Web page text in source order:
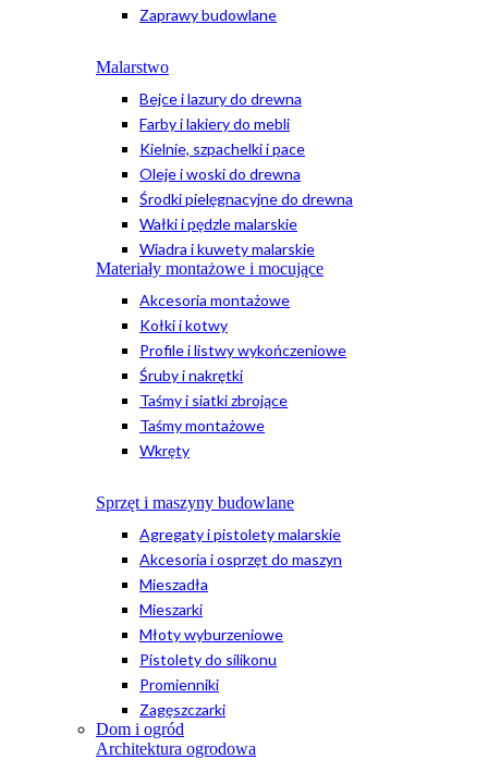
Zaprawy budowlane
Malarstwo
Bejce i lazury do drewna
Farby i lakiery do mebli
Kielnie, szpachelki i pace
Oleje i woski do drewna
Środki pielęgnacyjne do drewna
Wałki i pędzle malarskie
Wiadra i kuwety malarskie
Materiały montażowe i mocujące
Akcesoria montażowe
Kołki i kotwy
Profile i listwy wykończeniowe
Śruby i nakrętki
Taśmy i siatki zbrojące
Taśmy montażowe
Wkręty
Sprzęt i maszyny budowlane
Agregaty i pistolety malarskie
Akcesoria i osprzęt do maszyn
Mieszadła
Mieszarki
Młoty wyburzeniowe
Pistolety do silikonu
Promienniki
Zagęszczarki
Dom i ogród
Architektura ogrodowa